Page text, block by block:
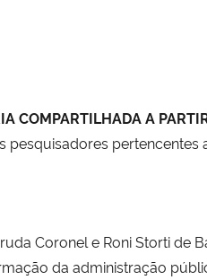
COMPARTILHADA A
pesquisadores pertencentes
Coronel e Roni Storti de
da administração